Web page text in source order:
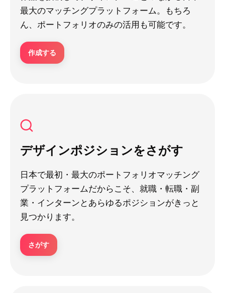
最大のマッチングプラットフォーム。もちろ
ん、ポートフォリオのみの活用も可能です。
作成する
デザインポジションをさがす
日本で最初・最大のポートフォリオマッチング
プラットフォームだからこそ、就職・転職・副
業・インターンとあらゆるポジションがきっと
見つかります。
さがす